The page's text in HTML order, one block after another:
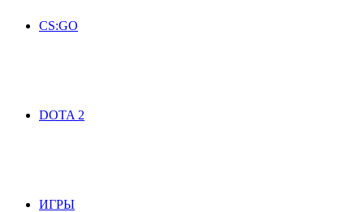
CS:GO
DOTA 2
ИГРЫ